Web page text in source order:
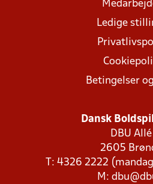
Ledige
Betingelser
Dansk
DBU Allé
2605
T: 4326 2222
M: